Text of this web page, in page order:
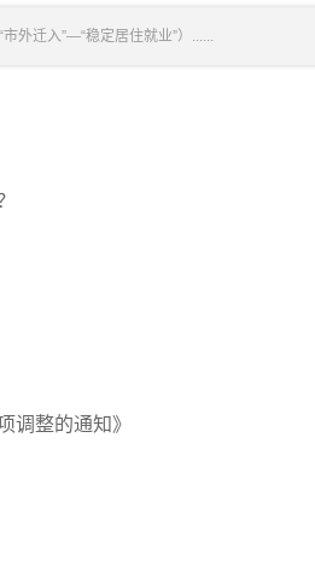
外迁入”—“稳定居住就业”）......
调整的通知》